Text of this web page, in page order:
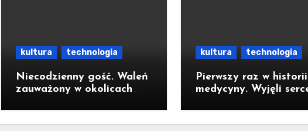
kultura technologia
Niecodzienny gość. Waleń
zauważony w okolicach
na wody parku
narodowego
kultura technologia
Pierwszy raz w historii
medycyny. Wyjęli
nie dało się
klatce piersiowej